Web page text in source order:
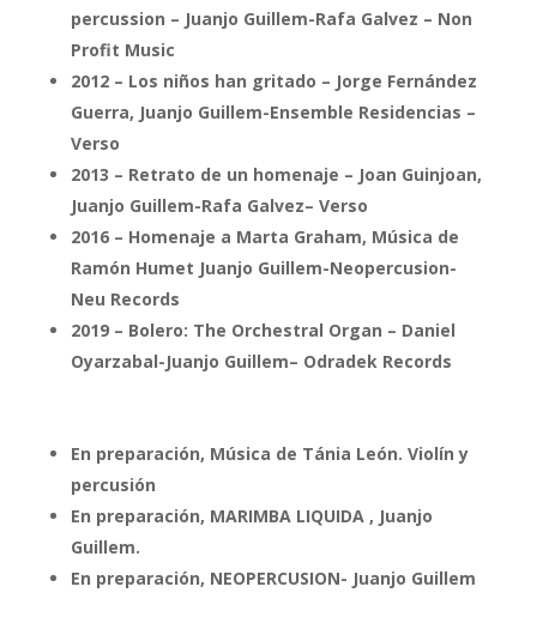
percussion – Juanjo Guillem-Rafa Galvez – Non
Profit Music
2012 – Los niños han gritado – Jorge Fernández
Guerra, Juanjo Guillem-Ensemble Residencias –
Verso
2013 – Retrato de un homenaje – Joan Guinjoan,
Juanjo Guillem-Rafa Galvez– Verso
2016 – Homenaje a Marta Graham, Música de
Ramón Humet Juanjo Guillem-Neopercusion-
Neu Records
2019 – Bolero: The Orchestral Organ – Daniel
Oyarzabal-Juanjo Guillem– Odradek Records
En preparación, Música de Tánia León. Violín y
percusión
En preparación, MARIMBA LIQUIDA , Juanjo
Guillem.
En preparación, NEOPERCUSION- Juanjo Guillem